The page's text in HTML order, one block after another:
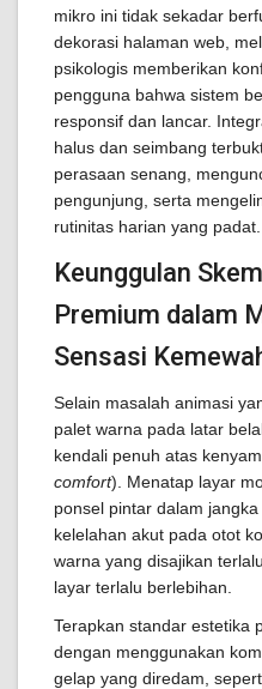
mikro ini tidak sekadar
dekorasi halaman web,
psikologis memberikan
pengguna bahwa sistem
responsif dan lancar.
halus dan seimbang
perasaan senang,
pengunjung, serta
rutinitas harian yang padat.
Keunggulan
Premium dalam
Sensasi
Selain masalah animasi
palet warna pada latar
kendali penuh atas
comfort). Menatap layar
ponsel pintar dalam
kelelahan akut pada otot
warna yang disajikan
layar terlalu berlebihan.
Terapkan standar estetika
dengan menggunakan
gelap yang diredam,